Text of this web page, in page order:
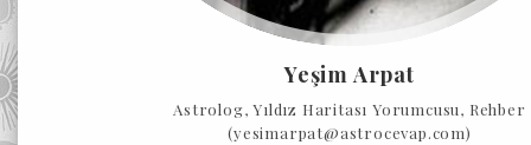
Yeşim Arpat
Astrolog, Yıldız Haritası Yorumcusu, Rehber
(yesimarpat@astrocevap.com)